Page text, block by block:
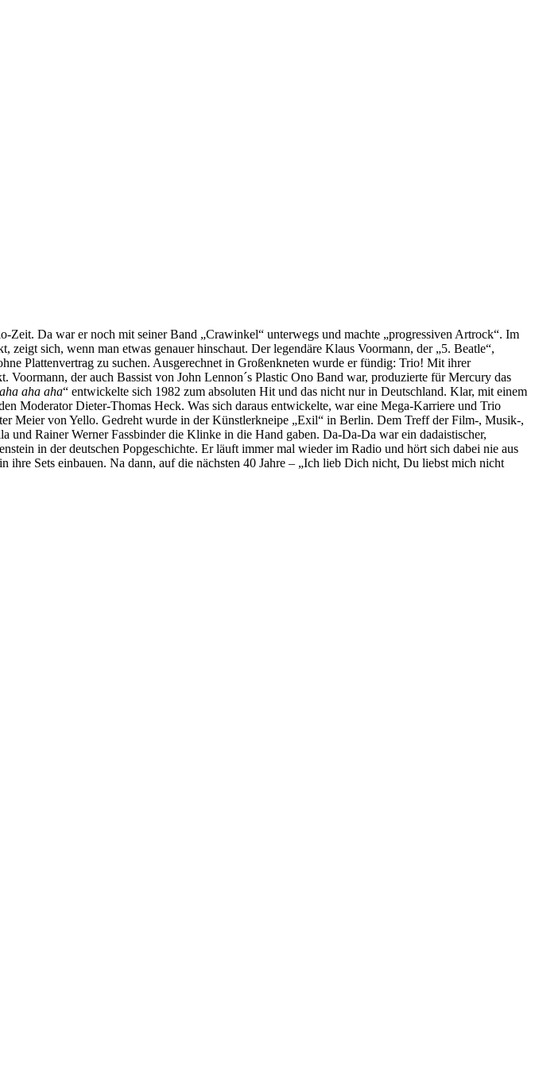
Da war er noch mit seiner Band „Crawinkel“ unterwegs und machte „progressiven Artrock“. Im
sich, wenn man etwas genauer hinschaut. Der legendäre Klaus Voormann, der „5. Beatle“,
Plattenvertrag zu suchen. Ausgerechnet in Großenkneten wurde er fündig: Trio! Mit ihrer
der auch Bassist von John Lennon´s Plastic Ono Band war, produzierte für Mercury das
aha aha“ entwickelte sich 1982 zum absoluten Hit und das nicht nur in Deutschland. Klar, mit einem
Moderator Dieter-Thomas Heck. Was sich daraus entwickelte, war eine Mega-Karriere und Trio
Meier von Yello. Gedreht wurde in der Künstlerkneipe „Exil“ in Berlin. Dem Treff der Film-, Musik-,
Rainer Werner Fassbinder die Klinke in die Hand gaben. Da-Da-Da war ein dadaistischer,
in der deutschen Popgeschichte. Er läuft immer mal wieder im Radio und hört sich dabei nie aus
Sets einbauen. Na dann, auf die nächsten 40 Jahre – „Ich lieb Dich nicht, Du liebst mich nicht